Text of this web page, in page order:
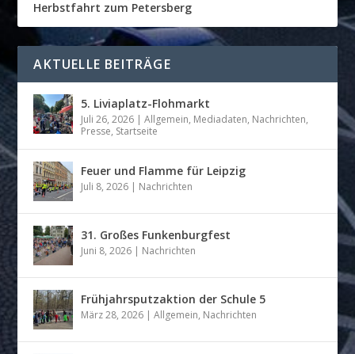
Herbstfahrt zum Petersberg
AKTUELLE BEITRÄGE
5. Liviaplatz-Flohmarkt
Juli 26, 2026 |Allgemein, Mediadaten, Nachrichten,
Presse, Startseite
Feuer und Flamme für Leipzig
Juli 8, 2026 | Nachrichten
31. Großes Funkenburgfest
Juni 8, 2026 | Nachrichten
Frühjahrsputzaktion der Schule 5
März 28, 2026 |Allgemein, Nachrichten